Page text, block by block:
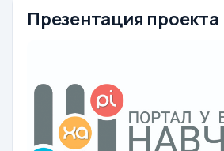
Презентация проекта